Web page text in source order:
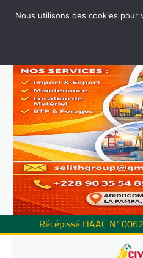
Récépissé HAAC
Nous utilisons des cookies pour